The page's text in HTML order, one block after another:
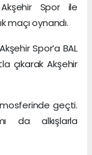
Akşehir Spor ile
maçı oynandı.
Spor’a BAL
çıkarak Akşehir
geçti.
da alkışlarla